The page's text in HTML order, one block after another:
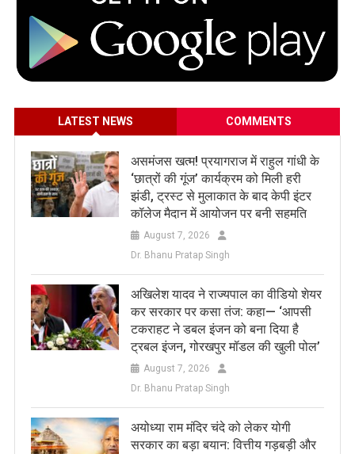
LATEST NEWS COMMENTS
असमंजस खत्म! प्रयागराज में राहुल गांधी के
‘छात्रों की गूंज’ कार्यक्रम को मिली हरी
झंडी, ट्रस्ट से मुलाकात के बाद केपी इंटर
कॉलेज मैदान में आयोजन पर बनी सहमति
August 7, 2026
Dr. Bhanu Pratap Singh
अखिलेश यादव ने राज्यपाल का वीडियो शेयर
कर सरकार पर कसा तंज: कहा— ‘आपसी
टकराहट ने डबल इंजन को बना दिया है
ट्रबल इंजन, गोरखपुर मॉडल की खुली पोल’
August 7, 2026
Dr. Bhanu Pratap Singh
अयोध्या राम मंदिर चंदे को लेकर योगी
सरकार का बड़ा बयान: वित्तीय गड़बड़ी और